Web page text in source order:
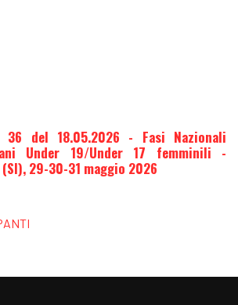
del 18.05.2026 - Fasi Nazionali
Under 19/Under 17 femminili -
29-30-31 maggio 2026